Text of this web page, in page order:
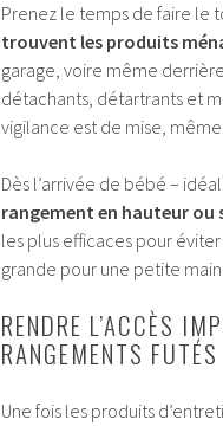
Prenez le temps de faire le
trouvent les produits
garage, voire même
détachants, détartrants et
vigilance est de mise,
Dès l’arrivée de bébé –
rangement en hauteur ou
les plus efficaces pour
grande pour une petite
RENDRE L’ACCÈS
RANGEMENTS FUTÉS
Une fois les produits